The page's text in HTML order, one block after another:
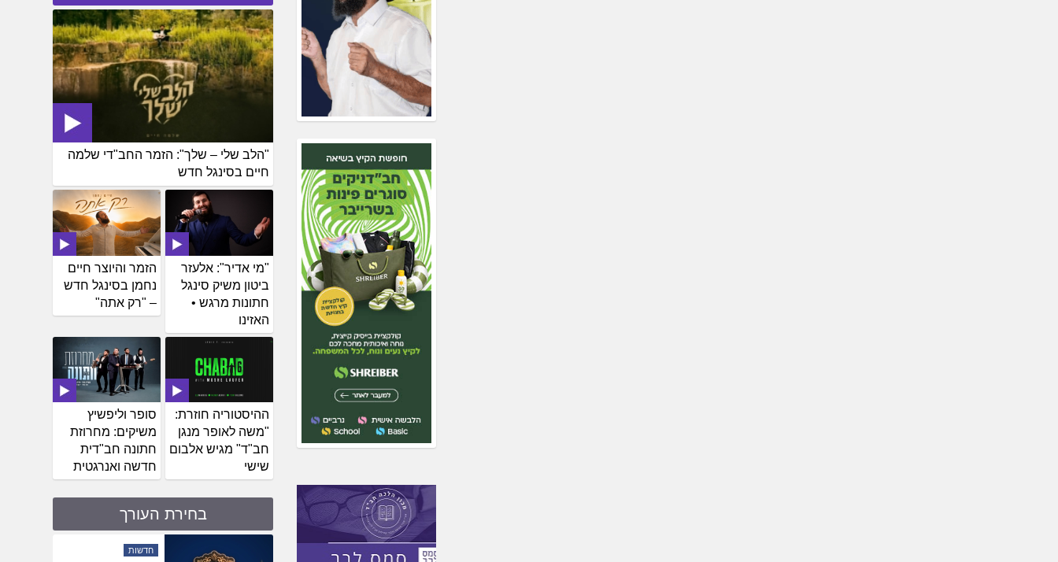
"הלב שלי – שלך": הזמר החב"די שלמה
חיים בסינגל חדש
הזמר והיוצר חיים
נחמן בסינגל חדש
– "רק אתה"
"מי אדיר": אלעזר
ביטון משיק סינגל
חתונות מרגש •
האזינו
סופר וליפשיץ
משיקים: מחרוזת
חתונה חב"דית
חדשה ואנרגטית
ההיסטוריה חוזרת:
"משה לאופר מנגן
חב"ד" מגיש אלבום
שישי
בחירת העורך
חדשות